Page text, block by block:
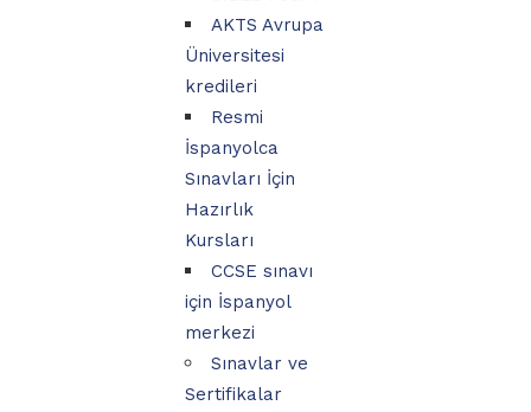
AKTS Avrupa
Üniversitesi
kredileri
Resmi
İspanyolca
Sınavları İçin
Hazırlık
Kursları
CCSE sınavı
için İspanyol
merkezi
Sınavlar ve
Sertifikalar